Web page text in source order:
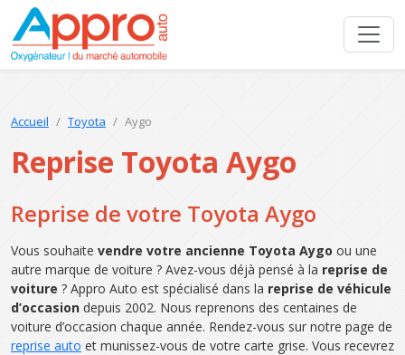
Accueil Toyota Aygo
Reprise Toyota Aygo
Reprise de votre Toyota Aygo
Vous souhaite vendre votre ancienne Toyota Aygo ou une
autre marque de voiture ? Avez-vous déjà pensé à la reprise de
voiture ? Appro Auto est spécialisé dans la reprise de véhicule
d’occasion depuis 2002. Nous reprenons des centaines de
voiture d’occasion chaque année. Rendez-vous sur notre page de
reprise auto et munissez-vous de votre carte grise. Vous recevrez